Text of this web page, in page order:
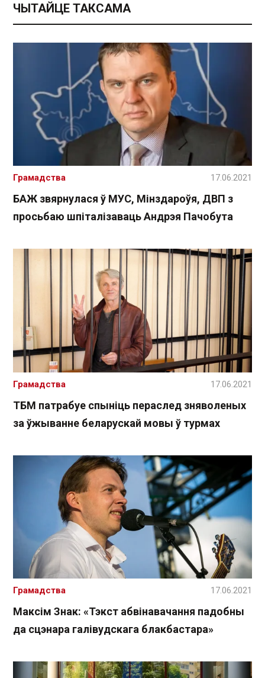
ЧЫТАЙЦЕ ТАКСАМА
БАЖ звярнулася ў МУС, Мінздароўя, ДВП з
просьбаю шпіталізаваць Андрэя Пачобута
Грамадства 17.06.2021
ТБМ патрабуе спыніць пераслед зняволеных
за ўжыванне беларускай мовы ў турмах
Грамадства 17.06.2021
Максім Знак: «Тэкст абвінавачання падобны
да сцэнара галівудскага блакбастара»
Грамадства 17.06.2021